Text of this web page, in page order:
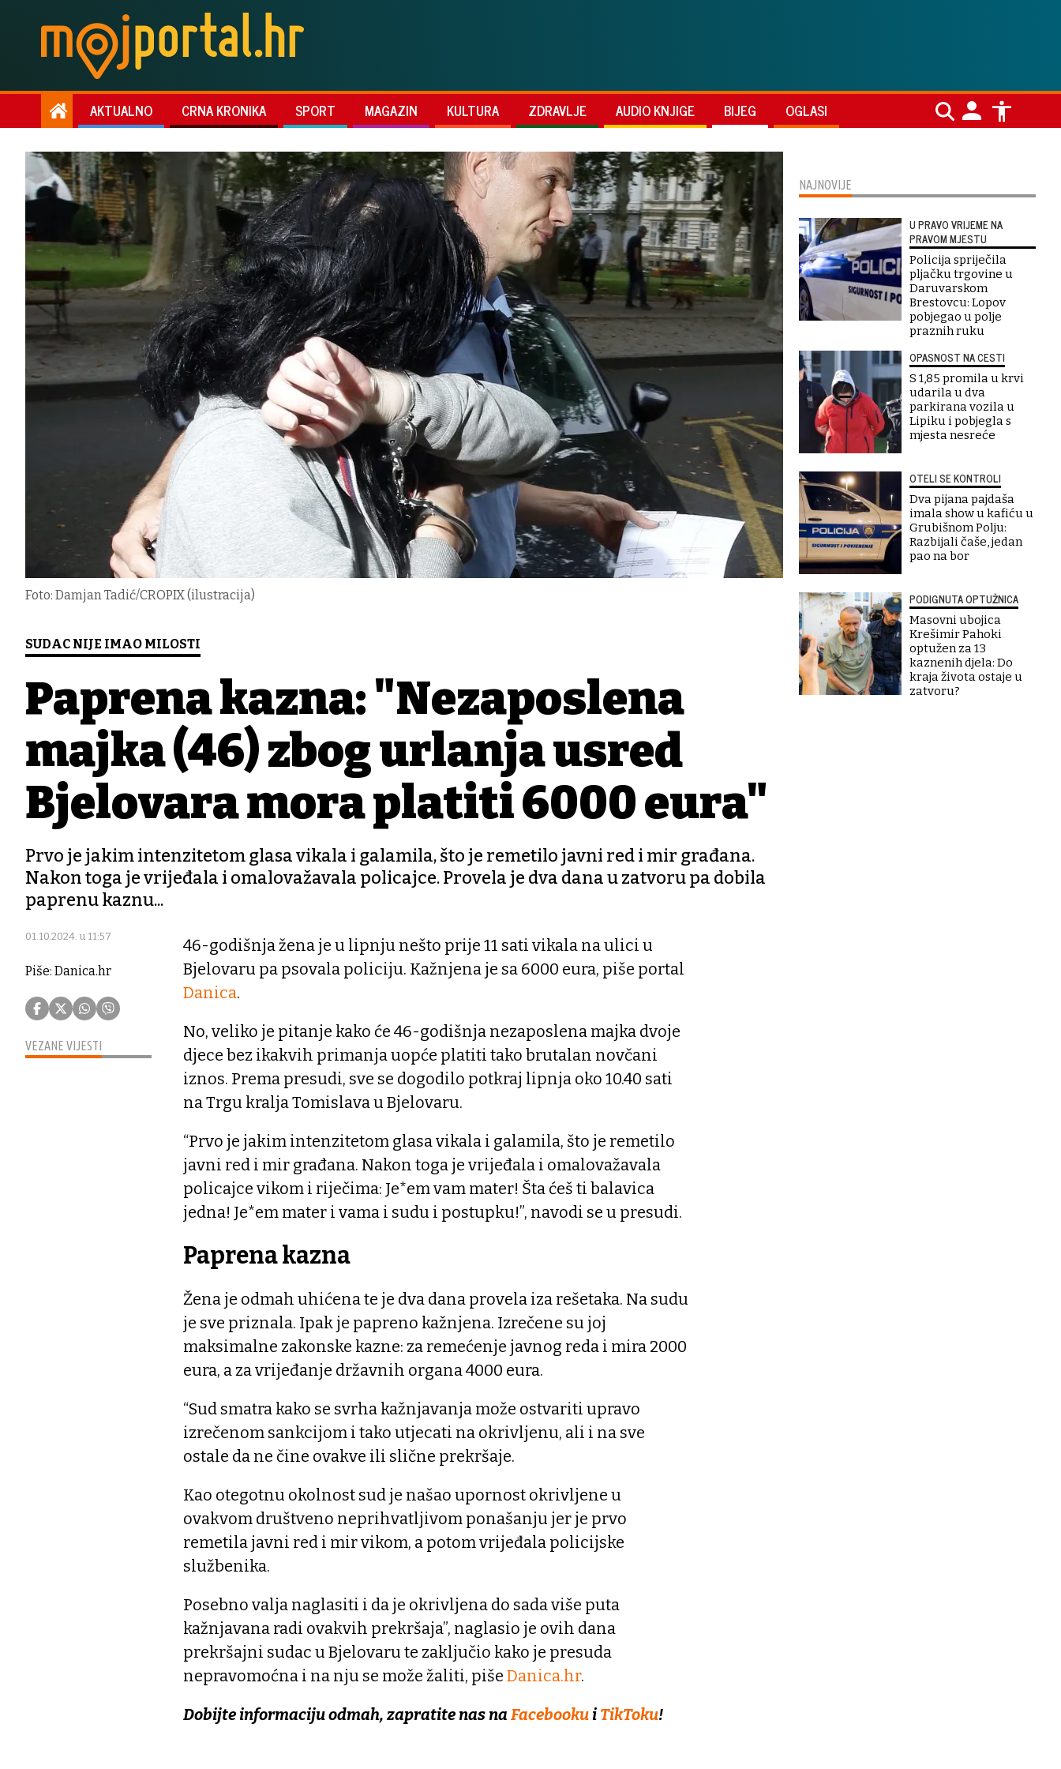
AKTUALNO CRNA KRONIKA SPORT MAGAZIN KULTURA ZDRAVLJE AUDIO KNJIGE BIJEG OGLASI
Foto: Damjan Tadić/CROPIX (ilustracija)
SUDAC NIJE IMAO MILOSTI
Paprena kazna: "Nezaposlena
majka (46) zbog urlanja usred
Bjelovara mora platiti 6000 eura"
Prvo je jakim intenzitetom glasa vikala i galamila, što je remetilo javni red i mir građana.
Nakon toga je vrijeđala i omalovažavala policajce. Provela je dva dana u zatvoru pa dobila
paprenu kaznu...
01.10.2024. u 11:57
Piše: Danica.hr
VEZANE VIJESTI
46-godišnja žena je u lipnju nešto prije 11 sati vikala na ulici u
Bjelovaru pa psovala policiju. Kažnjena je sa 6000 eura, piše portal
Danica.
No, veliko je pitanje kako će 46-godišnja nezaposlena majka dvoje
djece bez ikakvih primanja uopće platiti tako brutalan novčani
iznos. Prema presudi, sve se dogodilo potkraj lipnja oko 10.40 sati
na Trgu kralja Tomislava u Bjelovaru.
“Prvo je jakim intenzitetom glasa vikala i galamila, što je remetilo
javni red i mir građana. Nakon toga je vrijeđala i omalovažavala
policajce vikom i riječima: Je*em vam mater! Šta ćeš ti balavica
jedna! Je*em mater i vama i sudu i postupku!”, navodi se u presudi.
Paprena kazna
Žena je odmah uhićena te je dva dana provela iza rešetaka. Na sudu
je sve priznala. Ipak je papreno kažnjena. Izrečene su joj
maksimalne zakonske kazne: za remećenje javnog reda i mira 2000
eura, a za vrijeđanje državnih organa 4000 eura.
“Sud smatra kako se svrha kažnjavanja može ostvariti upravo
izrečenom sankcijom i tako utjecati na okrivljenu, ali i na sve
ostale da ne čine ovakve ili slične prekršaje.
Kao otegotnu okolnost sud je našao upornost okrivljene u
ovakvom društveno neprihvatljivom ponašanju jer je prvo
remetila javni red i mir vikom, a potom vrijeđala policijske
službenika.
Posebno valja naglasiti i da je okrivljena do sada više puta
kažnjavana radi ovakvih prekršaja”, naglasio je ovih dana
prekršajni sudac u Bjelovaru te zaključio kako je presuda
nepravomoćna i na nju se može žaliti, piše Danica.hr.
Dobijte informaciju odmah, zapratite nas na Facebooku i TikToku!
NAJNOVIJE
U PRAVO VRIJEME NA
PRAVOM MJESTU
Policija spriječila
pljačku trgovine u
Daruvarskom
Brestovcu: Lopov
pobjegao u polje
praznih ruku
OPASNOST NA CESTI
S 1,85 promila u krvi
udarila u dva
parkirana vozila u
Lipiku i pobjegla s
mjesta nesreće
OTELI SE KONTROLI
Dva pijana pajdaša
imala show u kafiću u
Grubišnom Polju:
Razbijali čaše, jedan
pao na bor
PODIGNUTA OPTUŽNICA
Masovni ubojica
Krešimir Pahoki
optužen za 13
kaznenih djela: Do
kraja života ostaje u
zatvoru?